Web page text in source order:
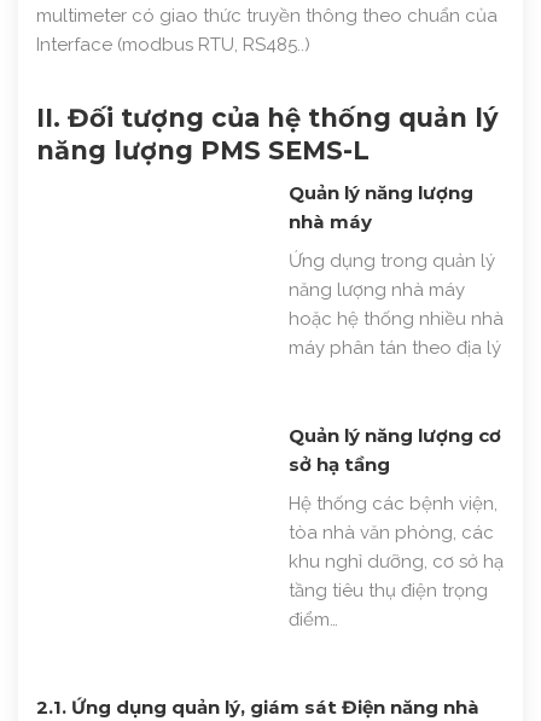
multimeter có giao thức truyền thông theo chuẩn của
Interface (modbus RTU, RS485..)
II. Đối tượng của hệ thống quản lý
năng lượng PMS SEMS-L
Quản lý năng lượng
nhà máy
Ứng dụng trong quản lý
năng lượng nhà máy
hoặc hệ thống nhiều nhà
máy phân tán theo địa lý
Quản lý năng lượng cơ
sở hạ tầng
Hệ thống các bệnh viện,
tòa nhà văn phòng, các
khu nghỉ dưỡng, cơ sở hạ
tầng tiêu thụ điện trọng
điểm…
2.1. Ứng dụng quản lý, giám sát Điện năng nhà